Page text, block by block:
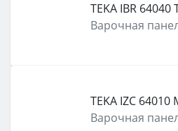
TEKA IBR 64040
Варочная
TEKA IZC 64010
Варочная